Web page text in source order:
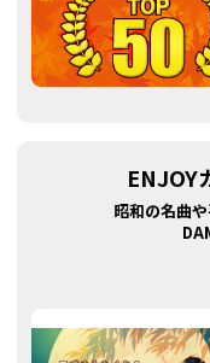
ENJOY
昭和の名曲